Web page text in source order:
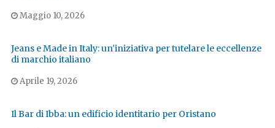
Maggio 10, 2026
Jeans e Made in Italy: un'iniziativa per tutelare le eccellenze
di marchio italiano
Aprile 19, 2026
Il Bar di Ibba: un edificio identitario per Oristano